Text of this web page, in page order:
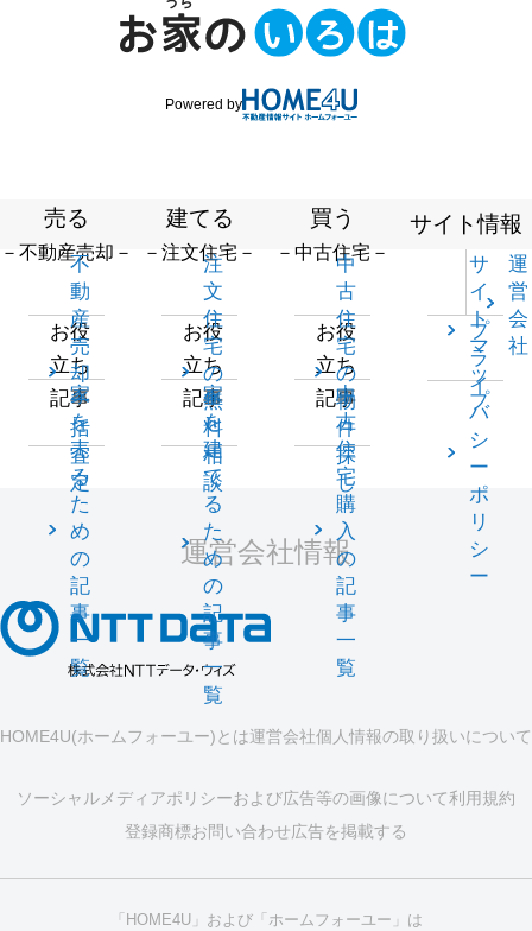
Powered by
売る
－不動産売却－
不
動
産
売
却
一
括
査
定
お役
立ち
記事
家
を
売
る
た
め
の
記
事
一
覧
建てる
－注文住宅－
注
文
住
宅
の
無
料
相
談
お役
立ち
記事
家
を
建
て
る
た
め
の
記
事
一
覧
買う
－中古住宅－
中
古
住
宅
の
物
件
探
し
お役
立ち
記事
中
古
住
宅
購
入
の
記
事
一
覧
サイト情報
サ
イ
ト
マ
ッ
プ
運
営
会
社
プ
ラ
イ
バ
シ
ー
ポ
リ
シ
ー
運営会社情報
HOME4U(ホームフォーユー)とは運営会社個人情報の取り扱いについて
ソーシャルメディアポリシーおよび広告等の画像について利用規約
登録商標お問い合わせ広告を掲載する
「HOME4U」および「ホームフォーユー」は